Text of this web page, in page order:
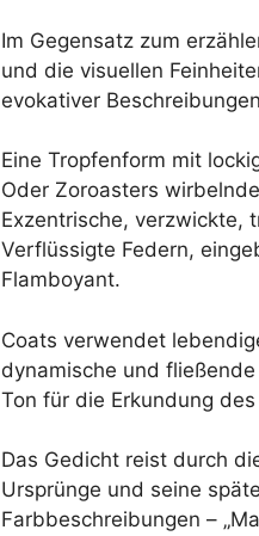
Im Gegensatz zum
und die visuellen
evokativer
Eine Tropfenform mit
Oder Zoroasters
Exzentrische, verzwickte,
Verflüssigte Federn,
Flamboyant.
Coats verwendet
dynamische und
Ton für die Erkundung
Das Gedicht reist durch
Ursprünge und seine
Farbbeschreibungen –